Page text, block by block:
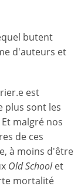
butent
d'auteurs et
est
plus sont les
malgré nos
de ces
à moins d'être
Old Schoolet
mortalité